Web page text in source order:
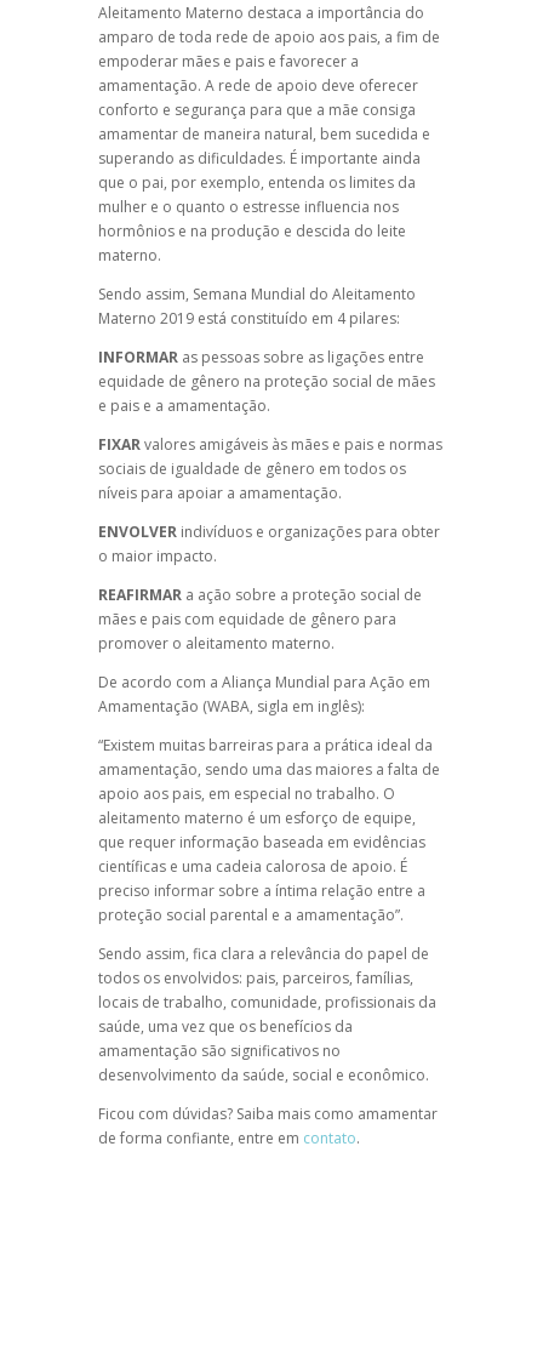
Aleitamento Materno destaca a importância do
amparo de toda rede de apoio aos pais, a fim de
empoderar mães e pais e favorecer a
amamentação. A rede de apoio deve oferecer
conforto e segurança para que a mãe consiga
amamentar de maneira natural, bem sucedida e
superando as dificuldades. É importante ainda
que o pai, por exemplo, entenda os limites da
mulher e o quanto o estresse influencia nos
hormônios e na produção e descida do leite
materno.
Sendo assim, Semana Mundial do Aleitamento
Materno 2019 está constituído em 4 pilares:
INFORMARas pessoas sobre as ligações entre
equidade de gênero na proteção social de mães
e pais e a amamentação.
FIXARvalores amigáveis às mães e pais e normas
sociais de igualdade de gênero em todos os
níveis para apoiar a amamentação.
ENVOLVERindivíduos e organizações para obter
o maior impacto.
REAFIRMARa ação sobre a proteção social de
mães e pais com equidade de gênero para
promover o aleitamento materno.
De acordo com a Aliança Mundial para Ação em
Amamentação (WABA, sigla em inglês):
“Existem muitas barreiras para a prática ideal da
amamentação, sendo uma das maiores a falta de
apoio aos pais, em especial no trabalho. O
aleitamento materno é um esforço de equipe,
que requer informação baseada em evidências
científicas e uma cadeia calorosa de apoio. É
preciso informar sobre a íntima relação entre a
proteção social parental e a amamentação”.
Sendo assim, fica clara a relevância do papel de
todos os envolvidos: pais, parceiros, famílias,
locais de trabalho, comunidade, profissionais da
saúde, uma vez que os benefícios da
amamentação são significativos no
desenvolvimento da saúde, social e econômico.
Ficou com dúvidas? Saiba mais como amamentar
de forma confiante, entre em contato.